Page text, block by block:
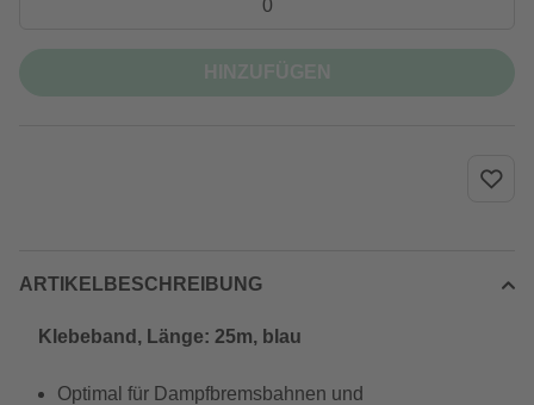
ARTIKELBESCHREIBUNG
Klebeband, Länge: 25m, blau
Optimal für Dampfbremsbahnen und